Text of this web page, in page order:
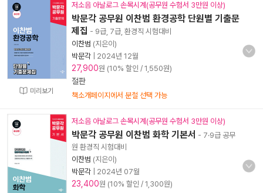
미리보기
저소음 아날로그 손목시계(공무원 수험서 3만원 이상)
박문각 공무원 이찬범 환경공학 단원별 기출문
제집 - 9급, 7급, 환경직 시험대비
이찬범 (지은이)
박문각
2024년 12월
27,900원 (10% 할인 / 1,550원)
절판
책소개페이지에서 분철 선택 가능
저소음 아날로그 손목시계(공무원 수험서 3만원 이상)
박문각 공무원 이찬범 화학 기본서 - 7·9급 공무
원 환경직 시험대비
이찬범 (지은이)
박문각
2024년 07월
23,400원 (10% 할인 / 1,300원)